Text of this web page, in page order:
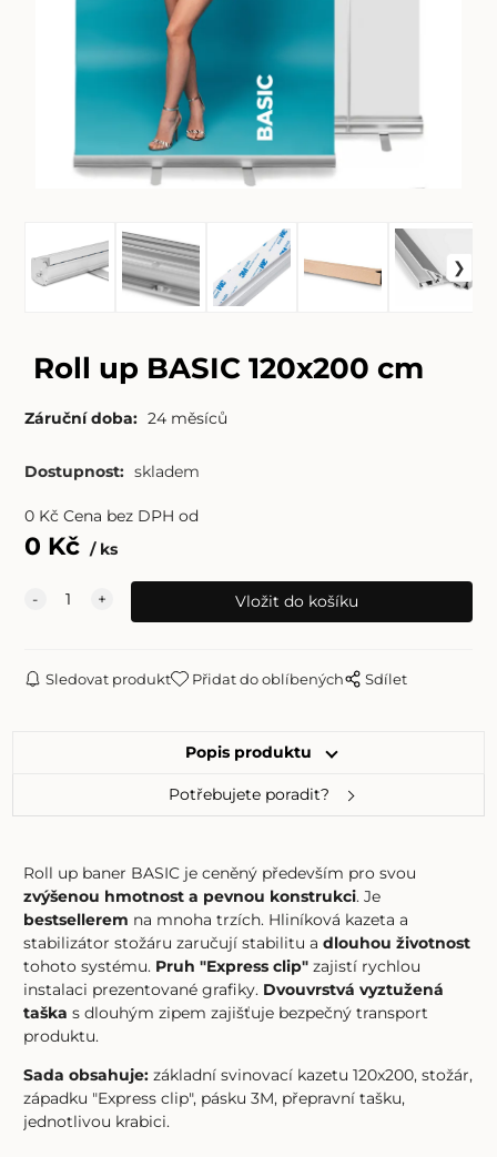
Roll up BASIC 120x200 cm
Záruční doba: 24 měsíců
Dostupnost: skladem
0Kč Cena bez DPH od
0 Kč ks
Sledovat produkt Přidat do oblíbených Sdílet
Popis produktu
Potřebujete poradit?
Roll up baner BASIC je ceněný především pro svou
zvýšenou hmotnost a pevnou konstrukci. Je
bestsellerem na mnoha trzích. Hliníková kazeta a
stabilizátor stožáru zaručují stabilitu adlouhou životnost
tohoto systému. Pruh "Express clip" zajistí rychlou
instalaci prezentované grafiky. Dvouvrstvá vyztužená
taška s dlouhým zipem zajišťuje bezpečný transport
produktu.
Sada obsahuje:základní svinovací kazetu 120x200, stožár,
západku "Express clip", pásku 3M, přepravní tašku,
jednotlivou krabici.